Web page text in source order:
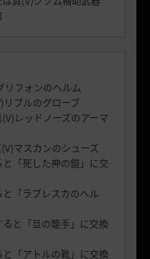
リフォンのヘルム
ブルのグローブ
レッドノーズのアーマ
マスカンのシューズ
「死した神の鎧」に交
「ラブレスカのヘル
と「旦の籠手」に交換
「アトルの靴」に交換